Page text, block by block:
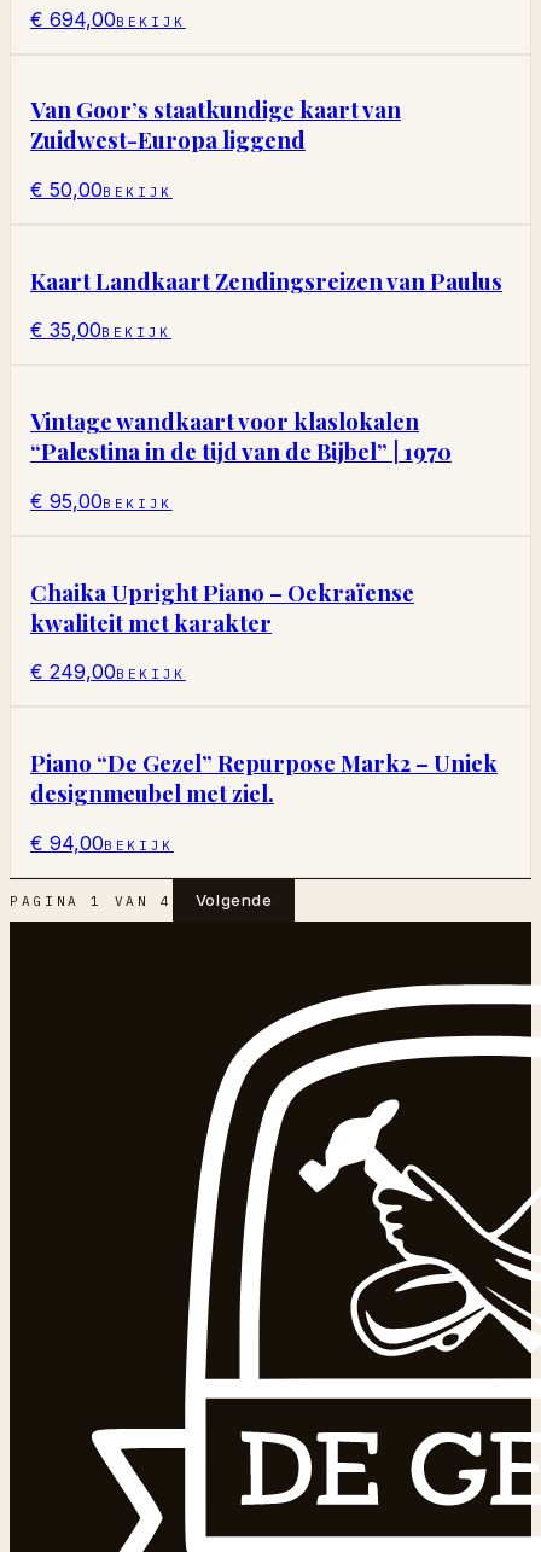
€ 694,00BEKIJK
Van Goor’s staatkundige kaart van
Zuidwest-Europa liggend
€ 50,00BEKIJK
Kaart Landkaart Zendingsreizen van Paulus
€ 35,00BEKIJK
Vintage wandkaart voor klaslokalen
“Palestina in de tijd van de Bijbel” | 1970
€ 95,00BEKIJK
Chaika Upright Piano – Oekraïense
kwaliteit met karakter
€ 249,00BEKIJK
Piano “De Gezel” Repurpose Mark2 – Uniek
designmeubel met ziel.
€ 94,00BEKIJK
PAGINA1 VAN4 Volgende